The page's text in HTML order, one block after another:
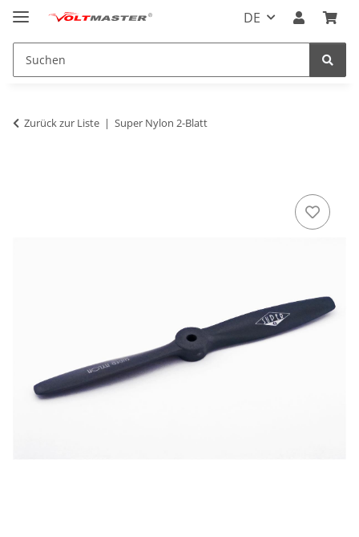
DE
Zurück zur Liste Super Nylon 2-Blatt